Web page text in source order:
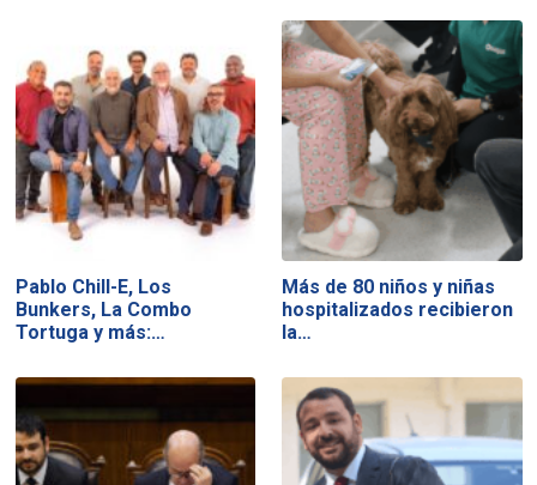
Pablo Chill-E, Los
Bunkers, La Combo
Tortuga y más:…
Más de 80 niños y niñas
hospitalizados recibieron
la…